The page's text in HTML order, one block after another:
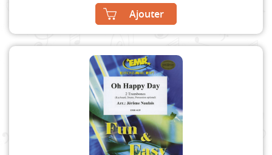
Ajouter